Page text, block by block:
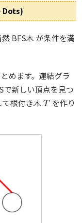
Dots)
BFS木 が条件を満
めます。連結グラ
で新しい頂点を見つ
根付き木
T
を作り